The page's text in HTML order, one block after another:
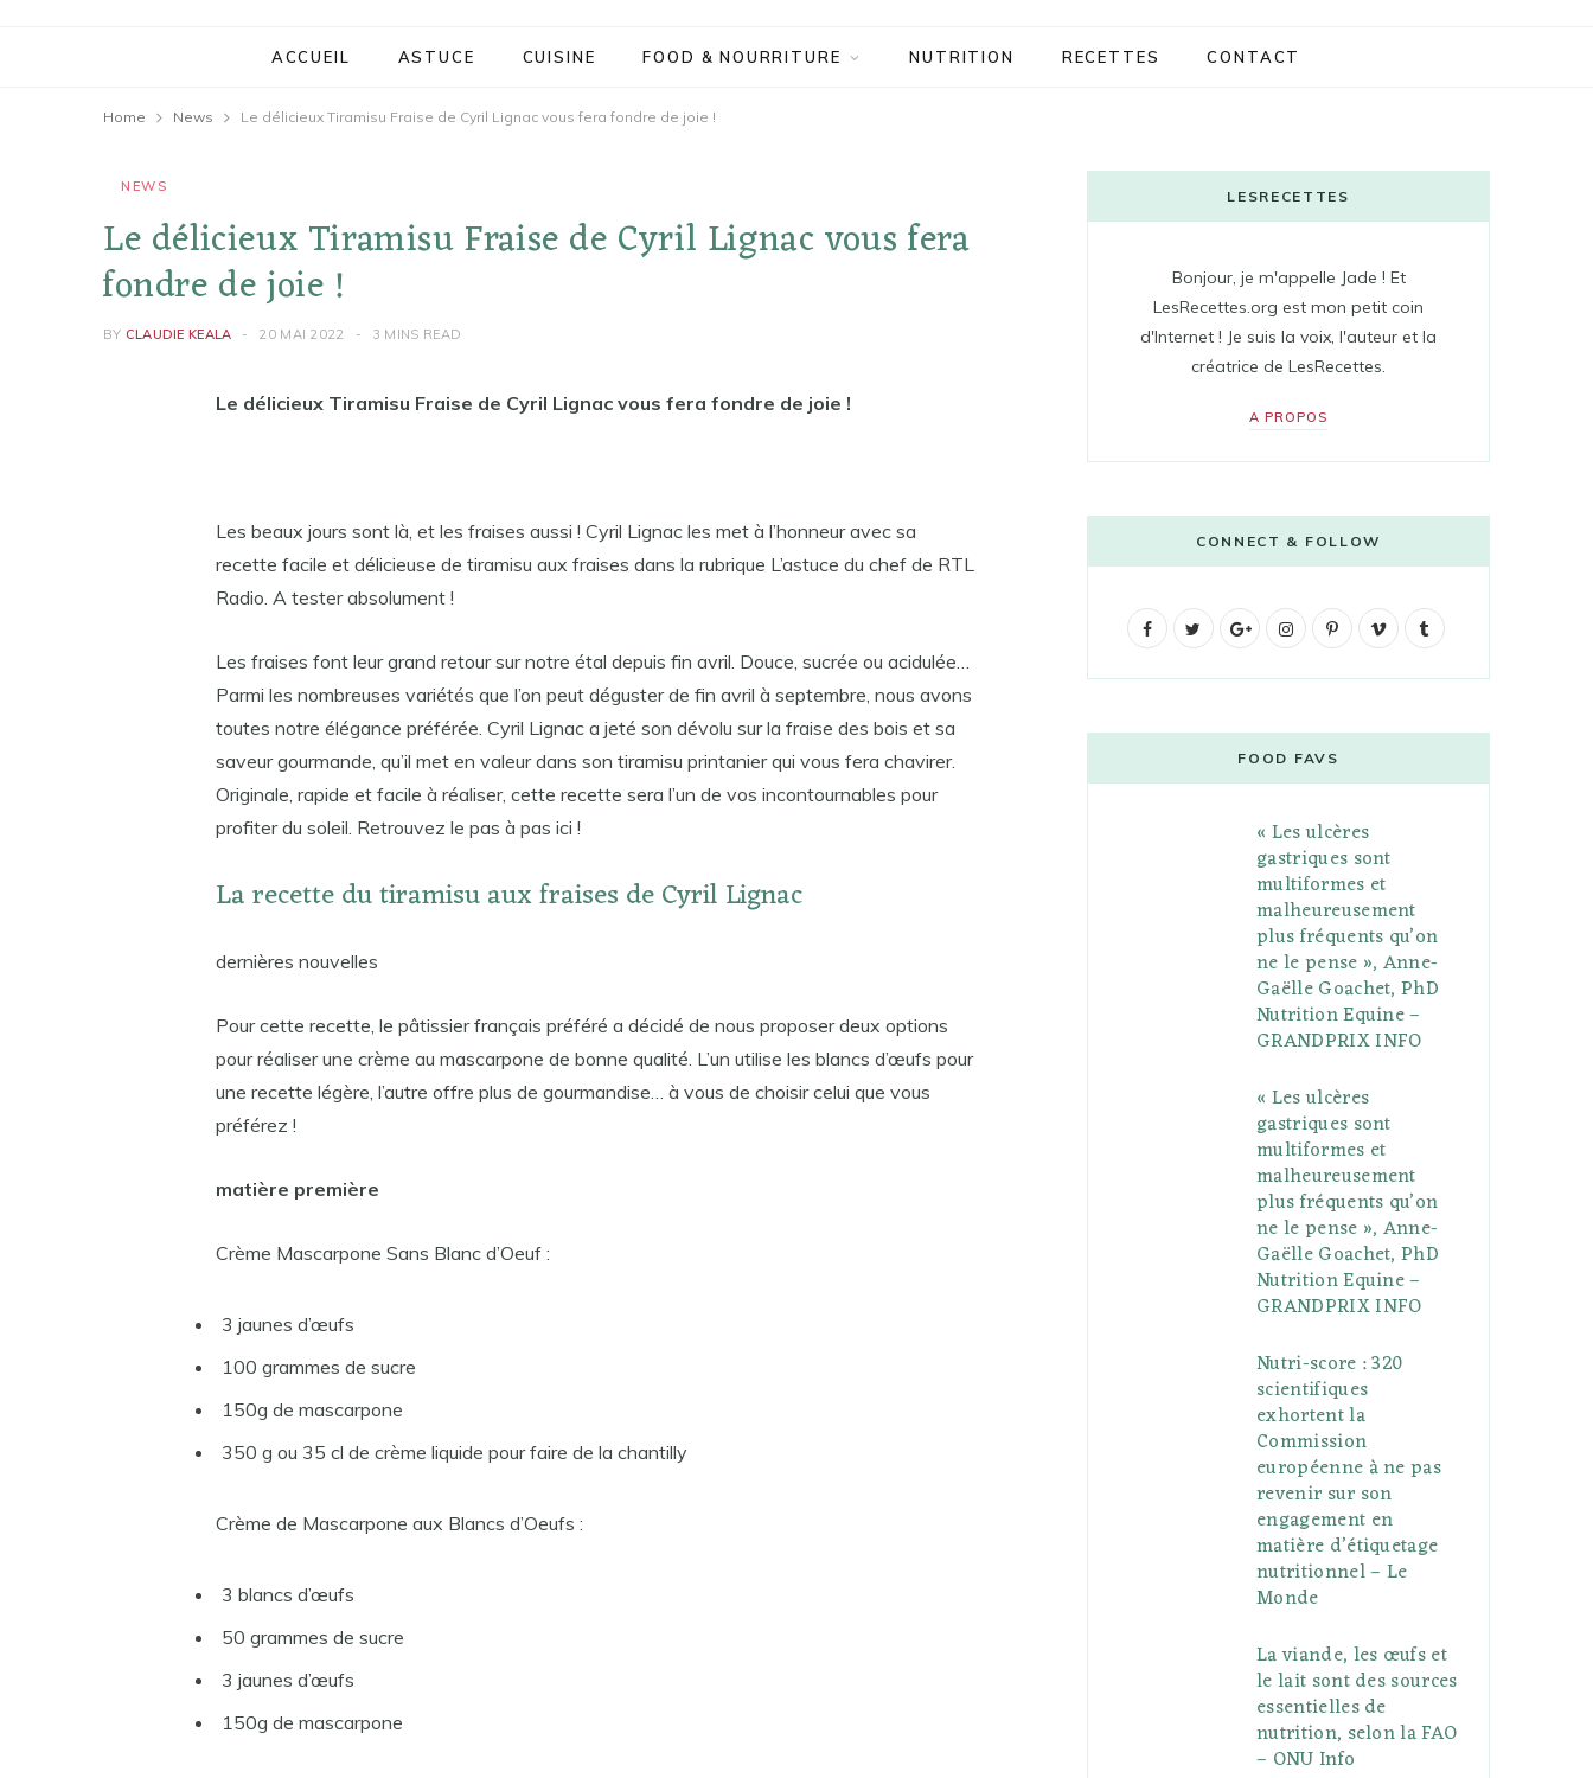
ACCUEIL ASTUCE CUISINE FOOD & NOURRITURE NUTRITION RECETTES CONTACT
Home News Le délicieux Tiramisu Fraise de Cyril Lignac vous fera fondre de joie !
NEWS
Le délicieux Tiramisu Fraise de Cyril Lignac vous fera
fondre de joie !
BY CLAUDIE KEALA 20 MAI 2022 3 MINS READ
Le délicieux Tiramisu Fraise de Cyril Lignac vous fera fondre de joie !
Les beaux jours sont là, et les fraises aussi ! Cyril Lignac les met à l’honneur avec sa
recette facile et délicieuse de tiramisu aux fraises dans la rubrique L’astuce du chef de RTL
Radio. A tester absolument !
Les fraises font leur grand retour sur notre étal depuis fin avril. Douce, sucrée ou acidulée…
Parmi les nombreuses variétés que l’on peut déguster de fin avril à septembre, nous avons
toutes notre élégance préférée. Cyril Lignac a jeté son dévolu sur la fraise des bois et sa
saveur gourmande, qu’il met en valeur dans son tiramisu printanier qui vous fera chavirer.
Originale, rapide et facile à réaliser, cette recette sera l’un de vos incontournables pour
profiter du soleil. Retrouvez le pas à pas ici !
La recette du tiramisu aux fraises de Cyril Lignac
dernières nouvelles
Pour cette recette, le pâtissier français préféré a décidé de nous proposer deux options
pour réaliser une crème au mascarpone de bonne qualité. L’un utilise les blancs d’œufs pour
une recette légère, l’autre offre plus de gourmandise… à vous de choisir celui que vous
préférez !
matière première
Crème Mascarpone Sans Blanc d’Oeuf :
3 jaunes d’œufs
100 grammes de sucre
150g de mascarpone
350 g ou 35 cl de crème liquide pour faire de la chantilly
Crème de Mascarpone aux Blancs d’Oeufs :
3 blancs d’œufs
50 grammes de sucre
3 jaunes d’œufs
150g de mascarpone
LESRECETTES
Bonjour, je m'appelle Jade ! Et
LesRecettes.org est mon petit coin
d'Internet ! Je suis la voix, l'auteur et la
créatrice de LesRecettes.
A PROPOS
CONNECT & FOLLOW
F
b
t
G
g
l
e
P
u
s
I
t
a
g
r
a
P
e
r
e
s
V
o
l
FOOD FAVS
« Les ulcères
gastriques sont
multiformes et
malheureusement
plus fréquents qu’on
ne le pense », Anne-
Gaëlle Goachet, PhD
Nutrition Equine –
GRANDPRIX INFO
« Les ulcères
gastriques sont
multiformes et
malheureusement
plus fréquents qu’on
ne le pense », Anne-
Gaëlle Goachet, PhD
Nutrition Equine –
GRANDPRIX INFO
Nutri-score : 320
scientifiques
exhortent la
Commission
européenne à ne pas
revenir sur son
engagement en
matière d’étiquetage
nutritionnel – Le
Monde
La viande, les œufs et
le lait sont des sources
essentielles de
nutrition, selon la FAO
– ONU Info